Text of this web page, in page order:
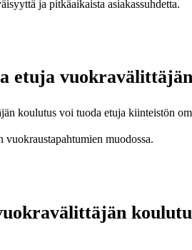
ja pitkäaikaista asiakassuhdetta.
etuja
koulutus voi tuoda etuja kiinteistön
vuokraustapahtumien muodossa.